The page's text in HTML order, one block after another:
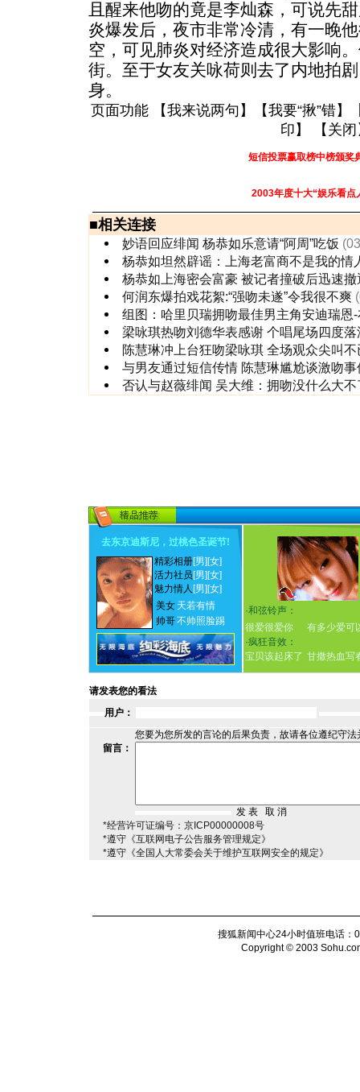
且醒来他吻的竟是李灿森，可说先
炎爆发后，夜市非常冷清，有一晚
空，可见肺炎对经济造成很大影响
街。至于女友关咏荷则去了内地拍
身。
页面功能 【我来说两句 】【我要“揪”错】
印 】 【 关闭
短信投票赢取榜中榜颁奖
2003年度十大“娱乐看点
■相关连接
妙语回应绯闻 杨恭如乐意请“阿周”吃饭
杨恭如坦然辟谣：上海老富商不是我的情
杨恭如上海密会富豪 被记者撞破后迅速撤
何润东爆拍戏花絮:“强吻未遂”令我很不爽
组图：哈里贝瑞拥吻最佳男主角安迪瑞恩
梁咏琪热吻刘德华表感谢 个唱尾场四度落
陈慧琳冲上台狂吻梁咏琪 全场观众尖叫不
与男友通过短信传情 陈慧琳尴尬谈激吻事
否认与赵薇绯闻 吴大维：拥吻没什么大不
去东京迪斯尼，过桃色圣诞节!
精彩相册[男] [女]
活力社员 [男] [女]
魅力情人 [男] [女]
美女 天若有情
帅哥不帅照脸踢
·和弦铃声：
很爱很爱你
有多少爱可
·疯狂音效：
宝贝该起床了 甘撒热血写
请发表您的看法
用户：
您要为您所发的言论的后果负责，故请各位遵纪守
留言：
*经营许可证编号：京ICP00000008号
*遵守《互联网电子公告服务管理规定》
*遵守《全国人大常委会关于维护互联网安全的规定》
搜狐新闻中心24小时值班电话
Copyright © 2003